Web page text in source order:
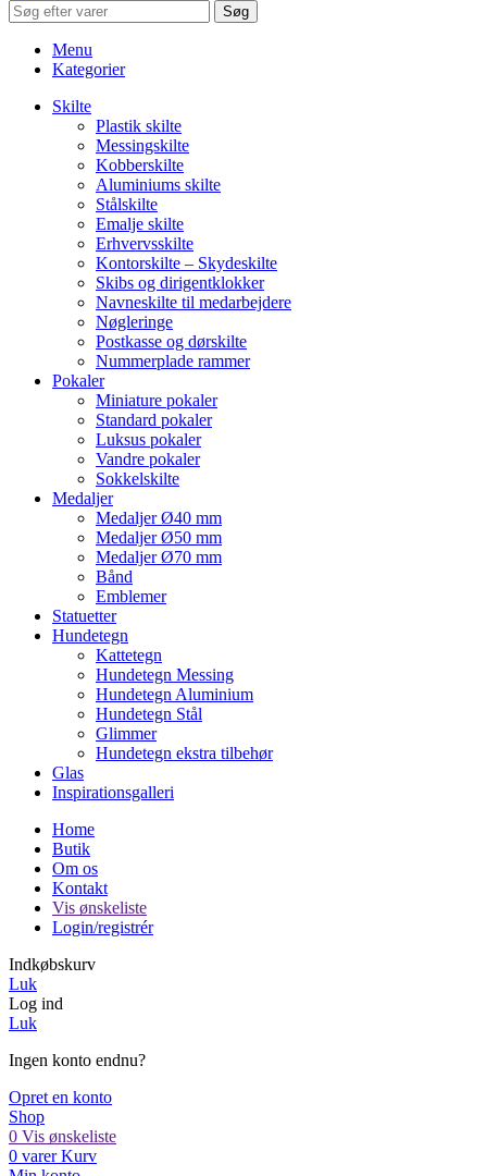
Søg
Menu
Kategorier
Skilte
Plastik skilte
Messingskilte
Kobberskilte
Aluminiums skilte
Stålskilte
Emalje skilte
Erhvervsskilte
Kontorskilte – Skydeskilte
Skibs og dirigentklokker
Navneskilte til medarbejdere
Nøgleringe
Postkasse og dørskilte
Nummerplade rammer
Pokaler
Miniature pokaler
Standard pokaler
Luksus pokaler
Vandre pokaler
Sokkelskilte
Medaljer
Medaljer Ø40 mm
Medaljer Ø50 mm
Medaljer Ø70 mm
Bånd
Emblemer
Statuetter
Hundetegn
Kattetegn
Hundetegn Messing
Hundetegn Aluminium
Hundetegn Stål
Glimmer
Hundetegn ekstra tilbehør
Glas
Inspirationsgalleri
Home
Butik
Om os
Kontakt
Vis ønskeliste
Login/registrér
Indkøbskurv
Luk
Log ind
Luk
Ingen konto endnu?
Opret en konto
Shop
0 Vis ønskeliste
0 varer Kurv